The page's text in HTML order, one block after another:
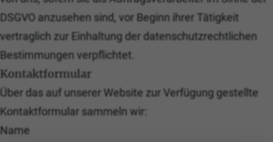
DSGVO anzusehen sind, vor Beginn ihrer Tätigkeit
vertraglich zur Einhaltung der datenschutzrechtlichen
Bestimmungen verpflichtet.
Kontaktformular
Über das auf unserer Website zur Verfügung gestellte
Kontaktformular sammeln wir:
Name